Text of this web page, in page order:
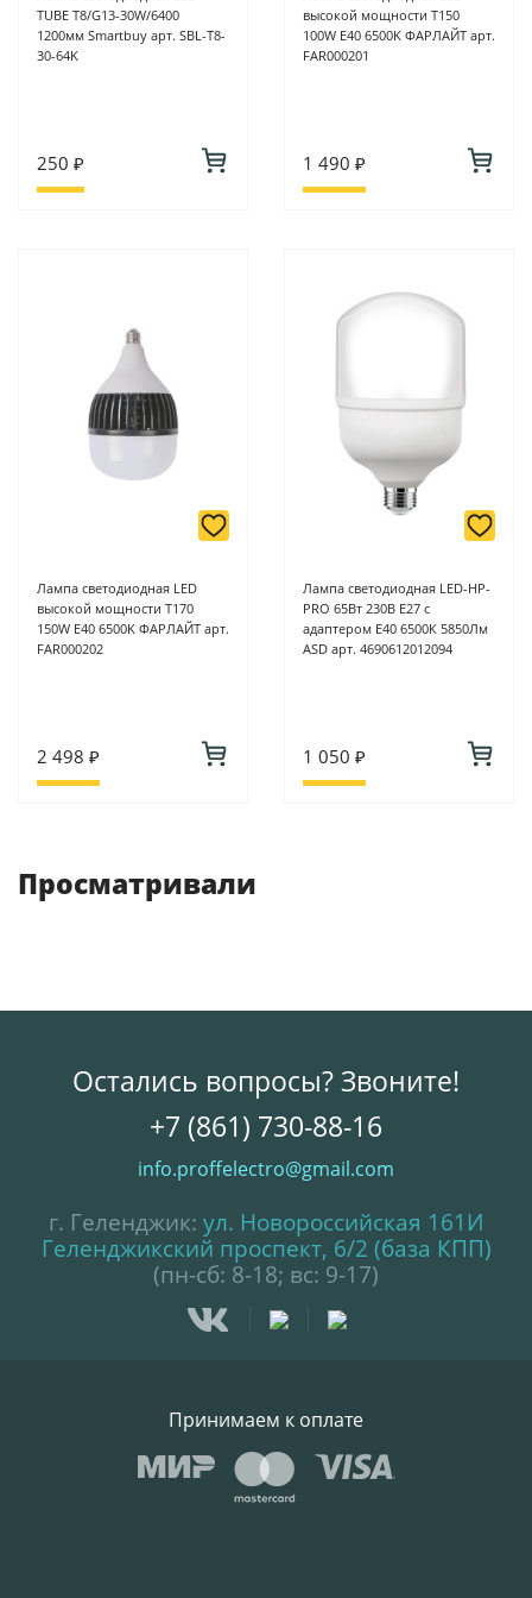
TUBE T8/G13-30W/6400
1200мм Smartbuy арт. SBL-T8-
30-64K
250 ₽
высокой мощности Т150
100W E40 6500K ФАРЛАЙТ арт.
FAR000201
1 490 ₽
Лампа светодиодная LED
высокой мощности Т170
150W E40 6500K ФАРЛАЙТ арт.
FAR000202
2 498 ₽
Лампа светодиодная LED-HP-
PRO 65Вт 230В E27 с
адаптером Е40 6500К 5850Лм
ASD арт. 4690612012094
1 050 ₽
Просматривали
Остались вопросы? Звоните!
+7 (861) 730-88-16
info.proffelectro@gmail.com
г. Геленджик: ул. Новороссийская 161И
Геленджикский проспект, 6/2 (база КПП)
(пн-сб: 8-18; вс: 9-17)
Принимаем к оплате